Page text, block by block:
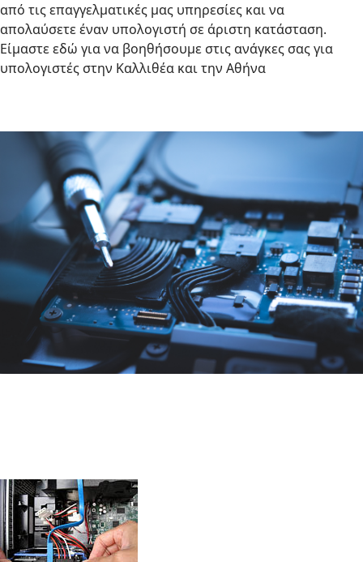
από τις επαγγελματικές μας υπηρεσίες και να
απολαύσετε έναν υπολογιστή σε άριστη κατάσταση.
Είμαστε εδώ για να βοηθήσουμε στις ανάγκες σας για
υπολογιστές στην Καλλιθέα και την Αθήνα